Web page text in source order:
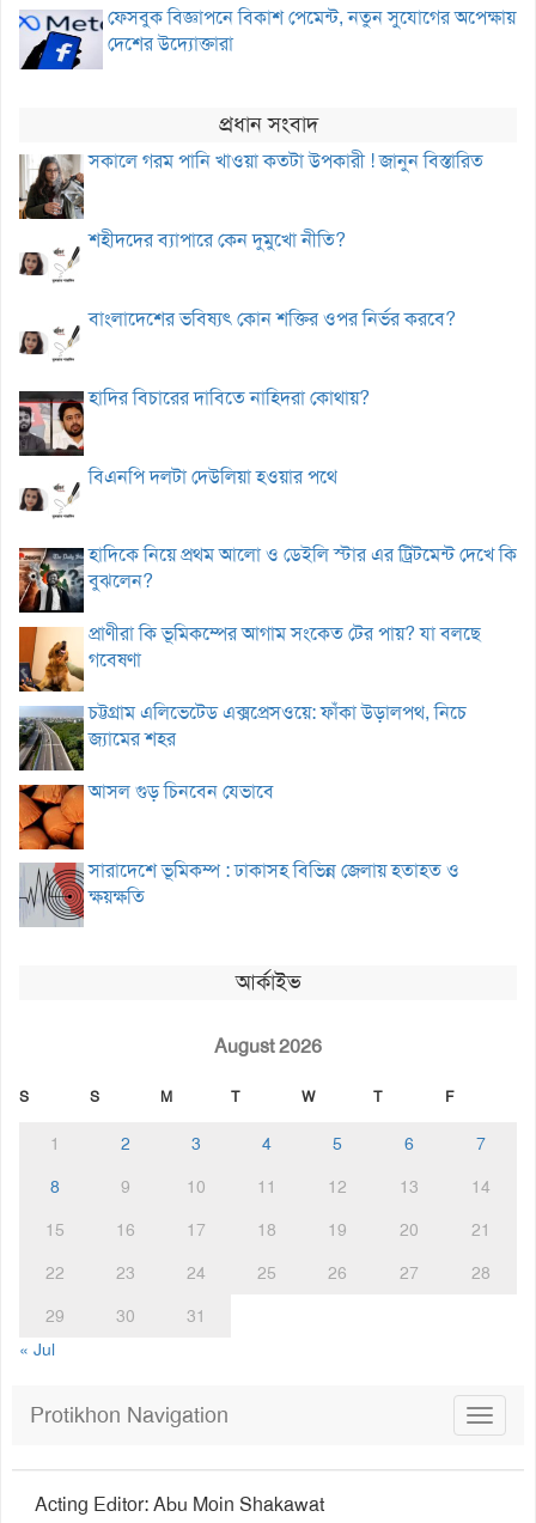
ফেসবুক বিজ্ঞাপনে বিকাশ পেমেন্ট, নতুন সুযোগের অপেক্ষায়
দেশের উদ্যোক্তারা
প্রধান সংবাদ
সকালে গরম পানি খাওয়া কতটা উপকারী ! জানুন বিস্তারিত
শহীদদের ব্যাপারে কেন দুমুখো নীতি?
বাংলাদেশের ভবিষ্যৎ কোন শক্তির ওপর নির্ভর করবে?
হাদির বিচারের দাবিতে নাহিদরা কোথায়?
বিএনপি দলটা দেউলিয়া হওয়ার পথে
হাদিকে নিয়ে প্রথম আলো ও ডেইলি স্টার এর ট্রিটমেন্ট দেখে কি
বুঝলেন?
প্রাণীরা কি ভূমিকম্পের আগাম সংকেত টের পায়? যা বলছে
গবেষণা
চট্টগ্রাম এলিভেটেড এক্সপ্রেসওয়ে: ফাঁকা উড়ালপথ, নিচে
জ্যামের শহর
আসল গুড় চিনবেন যেভাবে
সারাদেশে ভূমিকম্প : ঢাকাসহ বিভিন্ন জেলায় হতাহত ও
ক্ষয়ক্ষতি
আর্কাইভ
August 2026
S S M T W T F
1 2 3 4 5 6
7
8
9 10 11 12 13
14
15
16 17 18 19 20
21
22
23 24 25 26 27
28
29
30
31
« Jul
Toggle
Protikhon Navigation
Acting Editor: Abu Moin Shakawat